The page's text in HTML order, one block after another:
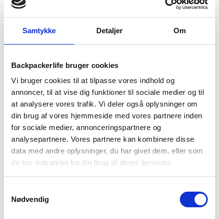
Samtykke Detaljer Om
Backpackerlife bruger cookies
Vi bruger cookies til at tilpasse vores indhold og
annoncer, til at vise dig funktioner til sociale medier og til
at analysere vores trafik. Vi deler også oplysninger om
din brug af vores hjemmeside med vores partnere inden
for sociale medier, annonceringspartnere og
analysepartnere. Vores partnere kan kombinere disse
data med andre oplysninger, du har givet dem, eller som
de har indsamlet fra din brug af deres tjenester.
Nødvendig
returret
BESKRIVELSE BRAND FAQ
Sea to Summit har en position som en af de førende
producenter af letvægts udstyr i verden. Spark serien er Sea
to Summits high-end ultra letvægts serie, og er en
prisvindende sovepose-serie lavet til krævende backpacking
ture.
Spark SP4 er en ultra letvægtssovepose med dun og har en
samlet vægt på kun 985 gram. Spark SP4 er teknisk designet
til at holde dig så varm som muligt, samtidig med at man
minimerer vægt og størrelse. Soveposen er i et såkaldt
mumie design, som sikrer en effektiv isolering, og Spark SP4